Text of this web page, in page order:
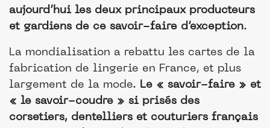
aujourd’hui les deux principaux producteurs
et gardiens de ce savoir-faire d’exception.
La mondialisation a rebattu les cartes de la
fabrication de lingerie en France, et plus
largement de la mode. Le « savoir-faire » et
« le savoir-coudre » si prisés des
corsetiers, dentelliers et couturiers français